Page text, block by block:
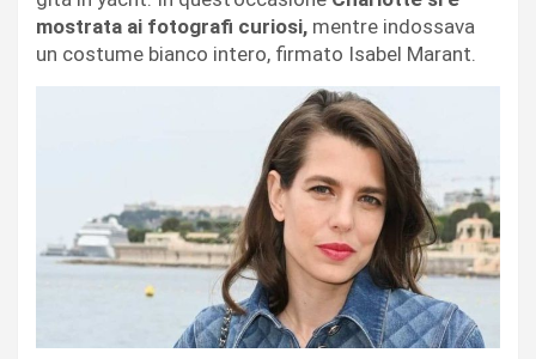
mostrata ai fotografi curiosi, mentre indossava
un costume bianco intero, firmato Isabel Marant.